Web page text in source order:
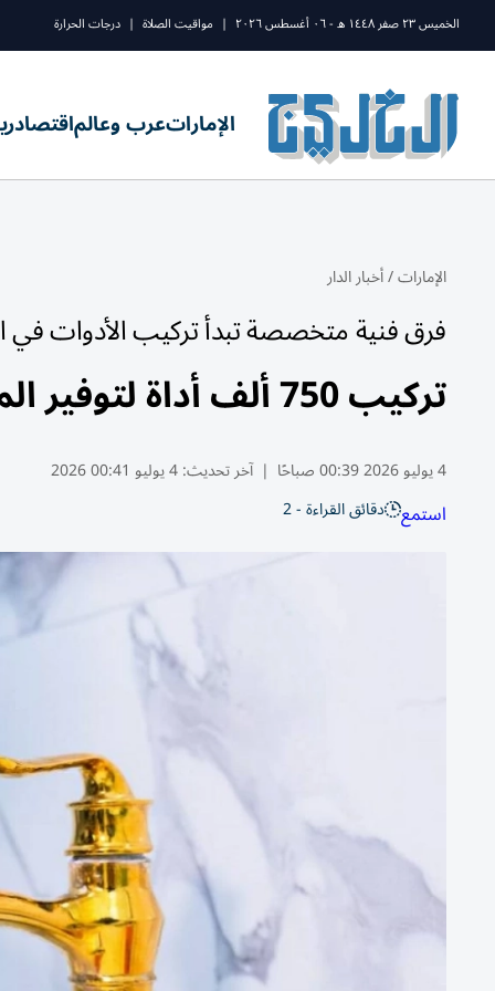
الخميس ٢٣ صفر ١٤٤٨ ه - ٠٦ أغسطس ٢٠٢٦ | مواقيت الصلاة | درجات الحرارة
الإماراتعرب وعالماقتصاد
الإمارات/أخبار الدار
فرق فنية متخصصة تبدأ تركيب الأدوات
تركيب 750 ألف أداة لتوفير المياه في 45 ألف منزل بالشارقة
4 يوليو 2026 00:39 صباحًا | آخر تحديث:4 يوليو 00:41 2026
استمع دقائق القراءة - 2